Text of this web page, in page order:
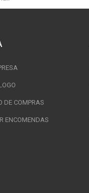
DE COMPRAS
ENCOMENDAS